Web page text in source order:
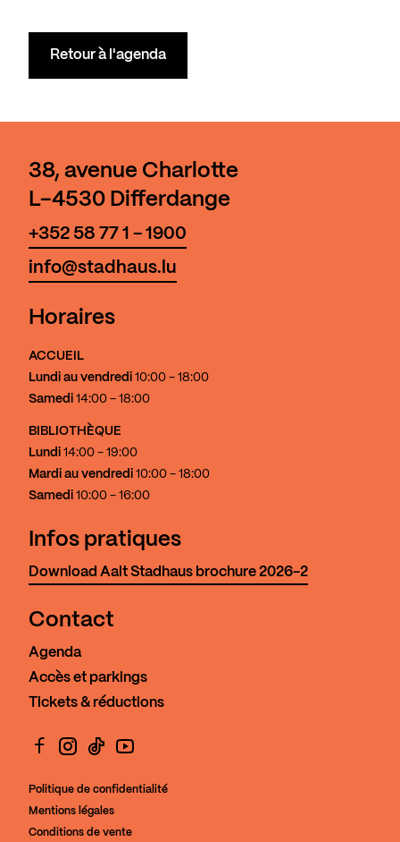
Retour à l'agenda
38, avenue Charlotte
L-4530 Differdange
+352 58 77 1 - 1900
info@stadhaus.lu
Horaires
ACCUEIL
Lundi au vendredi 10:00 - 18:00
Samedi 14:00 - 18:00
BIBLIOTHÈQUE
Lundi 14:00 - 19:00
Mardi au vendredi 10:00 - 18:00
Samedi 10:00 - 16:00
Infos pratiques
Download Aalt Stadhaus brochure 2026-2
Contact
Agenda
Accès et parkings
Tickets & réductions
Politique de confidentialité
Mentions légales
Conditions de vente